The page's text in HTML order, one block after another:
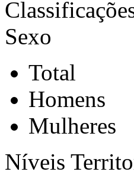
Sexo
Total
Homens
Mulheres
Níveis